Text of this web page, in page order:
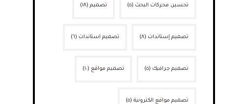
تحسين محركات البحث (٥) تصميم(١٨)
تصميم إستاندات (٨) تصميم استاندات (٦)
تصميم جرافيك (٥) تصميم مواقع (١٠)
تصميم مواقع الكترونية(٥)